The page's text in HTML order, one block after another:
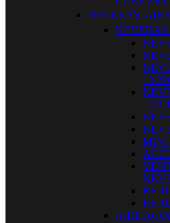
NEVERAS,
NEVERAS
12/
12/
MINI
AIRE